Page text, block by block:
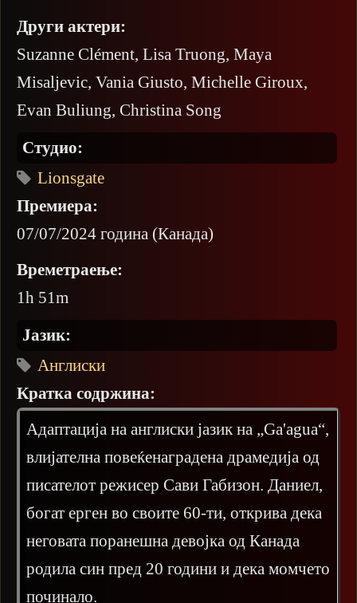
Други актери:
Suzanne Clément, Lisa Truong, Maya
Misaljevic, Vania Giusto, Michelle Giroux,
Evan Buliung, Christina Song
Студио:
Lionsgate
Премиера:
07/07/2024 година (Канада)
Времетраење:
1h 51m
Јазик:
Англиски
Кратка содржина:
Адаптација на англиски јазик на „Ga'agua“,
влијателна повеќенаградена драмедија од
писателот режисер Сави Габизон. Даниел,
богат ерген во своите 60-ти, открива дека
неговата поранешна девојка од Канада
родила син пред 20 години и дека момчето
починало.